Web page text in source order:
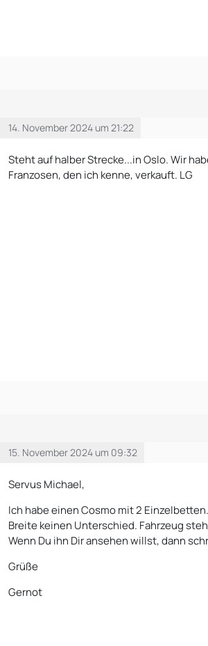
14. November 2024 um 21:22
Steht auf halber Strecke...in Oslo. Wir
Franzosen, den ich kenne, verkauft. LG
15. November 2024 um 09:32
Servus Michael,
Ich habe einen Cosmo mit 2
Breite keinen Unterschied. Fahrzeug
Wenn Du ihn Dir ansehen willst, dann
Grüße
Gernot